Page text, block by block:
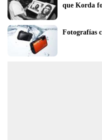
que Korda
Fotografías